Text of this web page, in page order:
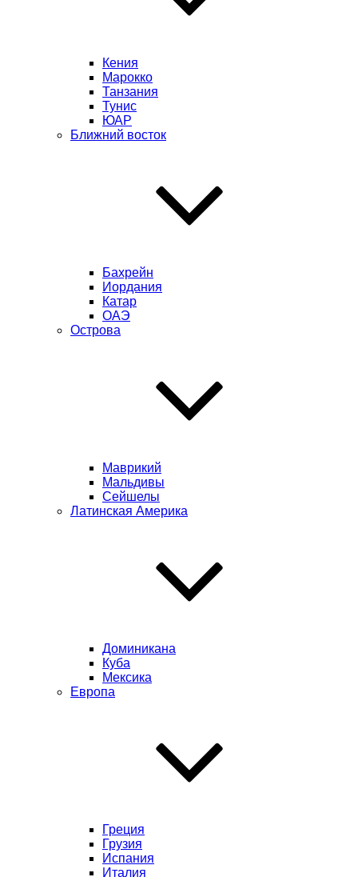
Кения
Марокко
Танзания
Тунис
ЮАР
Ближний восток
Бахрейн
Иордания
Катар
ОАЭ
Острова
Маврикий
Мальдивы
Сейшелы
Латинская Америка
Доминикана
Куба
Мексика
Европа
Греция
Грузия
Испания
Италия